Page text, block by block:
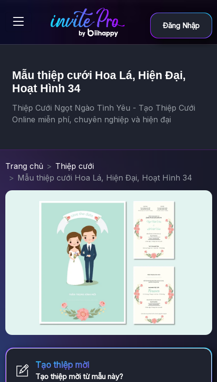
Đăng Nhập
Mẫu thiệp cưới Hoa Lá, Hiện Đại,
Hoạt Hình 34
Thiệp Cưới Ngọt Ngào Tình Yêu - Tạo Thiệp Cưới
Online miễn phí, chuyên nghiệp và hiện đại
Trang chủ
Thiệp cưới
Mẫu thiệp cưới Hoa Lá, Hiện Đại, Hoạt Hình 34
Tạo thiệp mời
Tạo thiệp mời từ mẫu này?